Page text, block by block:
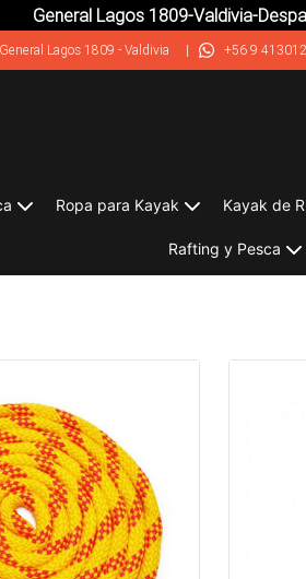
General Lagos 1809-Valdivia-
General Lagos 1809 - Valdivia | +56 9
Ropa para Kayak Kayak de
Rafting y Pesca